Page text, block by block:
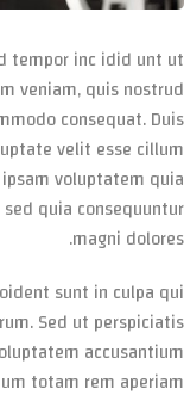
tempor inc idid unt ut
veniam, quis nostrud
consequat. Duis
velit esse cillum
voluptatem quia
quia consequuntur
magni dolores.
sunt in culpa qui
Sed ut perspiciatis
accusantium
totam rem aperiam.